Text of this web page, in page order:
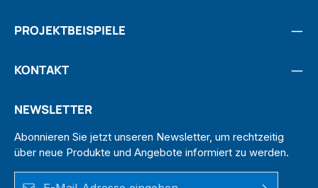
PROJEKTBEISPIELE
KONTAKT
NEWSLETTER
Abonnieren Sie jetzt unseren Newsletter, um rechtzeitig
über neue Produkte und Angebote informiert zu werden.